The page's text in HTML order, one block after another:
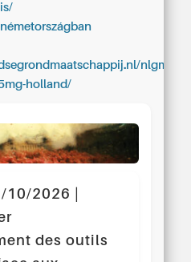
nlgmnl-
holland/
10/2026 |
des outils